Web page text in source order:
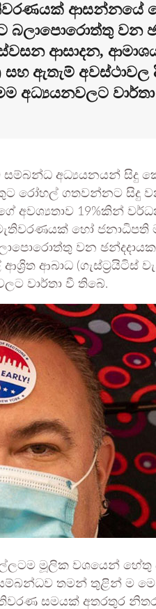
ආසන්නයේ
වන
ආසාදන,
සහ ඇතැම් අවස්ථාවල
අධ්‍යයනවලට
අධ්‍යයනයන් සිදු
රෝහල් ගතවන්නට සිදු
අවශ්‍යතාව 19%කින්
හෝ
වන
ආබාධ (ගැස්ට්‍රයිටිස්
වාර්තා වී තිබේ.
මූලික වශයෙන් හේතු
තමන් තුළින් ම
සමයක් අතරතුර